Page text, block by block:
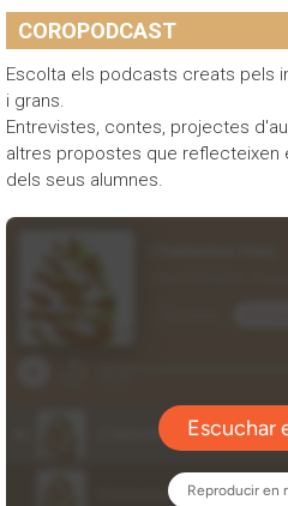
COROPODCAST
Escolta els podcasts creats pels
i grans.
Entrevistes, contes, projectes
altres propostes que reflecteixen
dels seus alumnes.